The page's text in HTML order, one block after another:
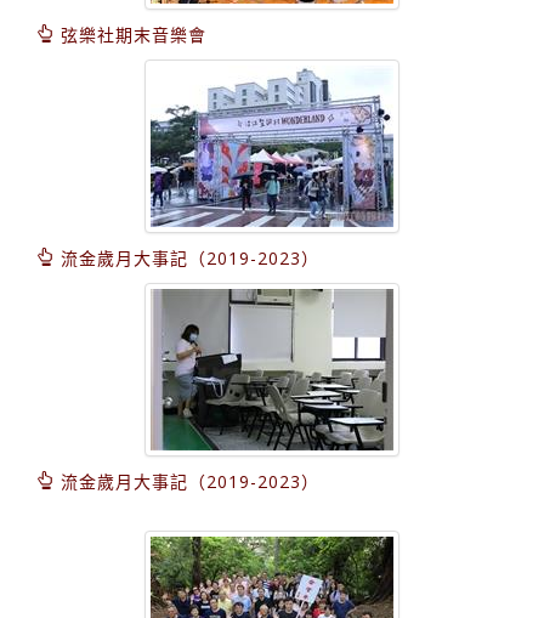
弦樂社期末音樂會
流金歲月大事記（2019-2023）
流金歲月大事記（2019-2023）